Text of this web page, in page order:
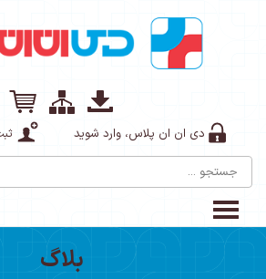
دی ان ان پلاس، وارد شوید
بلاگ